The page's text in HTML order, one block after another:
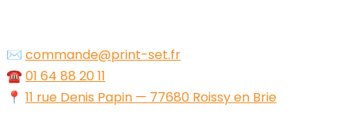
✉️ commande@print-set.fr
☎️01 64 88 20 11
📍 11 rue Denis Papin — 77680 Roissy en Brie